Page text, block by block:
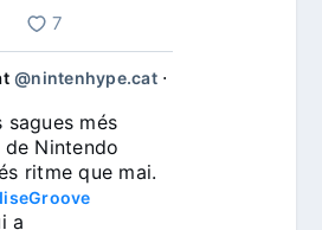
7
@nintenhype.cat⋅
sagues més
Nintendo